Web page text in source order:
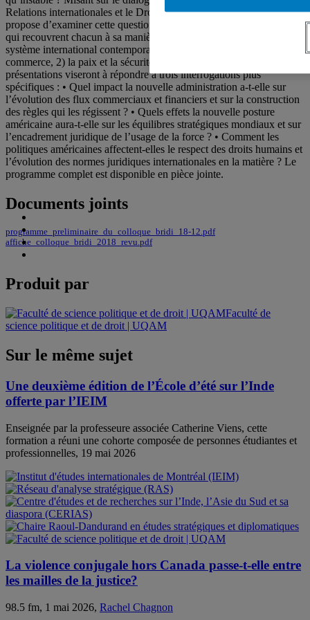
Relations internationales et le Droit international public, ce colloque
propose d’examiner cette question à travers trois axes transversaux,
qui recouvrent chacun à sa manière une dimension fondamentale du
système international contemporain, à savoir : 1) l’économie et le
commerce, 2) la paix et la sécurité, et 3) les droits humains. Les
présentations viseront à répondre à trois interrogations plus
spécifiques : • Quel impact la nouvelle administration a-t-elle sur
l’évolution des flux commerciaux et financiers et sur la construction
des règles qui les régissent ? • Quels effets la nouvelle posture
américaine aura-t-elle sur les équilibres stratégiques mondiaux et sur
l’encadrement juridique de l’usage de la force ? • Comment les
politiques américaines affectent-elles le respect des droits humains et
l’évolution des normes juridiques internationales en la matière ? Le
programme complet est disponible en pièce jointe.
Documents joints
programme_preliminaire_du_colloque_bridi_18-12.pdf
affiche_colloque_bridi_2018_revu.pdf
Produit par
Faculté de
science politique et de droit | UQAM
Sur le même sujet
Une deuxième édition de l’École d’été sur l’Inde
offerte par l’IEIM
Enseignée par la professeure associée Catherine Viens, cette
formation a réuni une cohorte composée de personnes étudiantes et
professionnelles, 19 mai 2026
La violence conjugale hors Canada passe-t-elle entre
les mailles de la justice?
98.5 fm, 1 mai 2026, Rachel Chagnon